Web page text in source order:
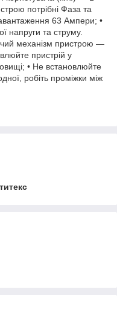
потрібні Фаза та
63 Ампери; •
напруги та струму.
механізм пристрою —
пристрій у
• Не встановлюйте
робіть проміжки між